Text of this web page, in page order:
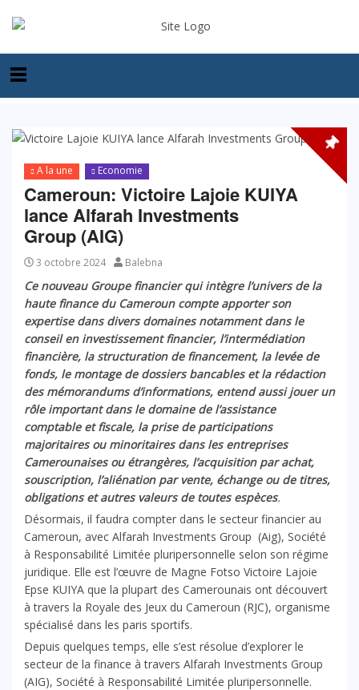
A la une Economie
Cameroun: Victoire Lajoie KUIYA
lance Alfarah Investments
Group (AIG)
3 octobre 2024 Balebna
Ce nouveau Groupe financier quiintègre l’univers de la
haute finance du Cameroun compte apporter son
expertise dans divers domaines notamment dans le
conseil en investissement financier, l’intermédiation
financière, la structuration de financement, la levée de
fonds, le montage de dossiers bancables et la rédaction
des mémorandums d’informations, entend aussi jouer un
rôle important dans le domaine de l’assistance
comptable et fiscale, la prise de participations
majoritaires ou minoritaires dans les entreprises
Camerounaises ou étrangères, l’acquisition par achat,
souscription, l’aliénation par vente, échange ou de titres,
obligations et autres valeurs de toutes espèces.
Désormais, il faudra compter dans le secteur financier au
Cameroun, avec Alfarah Investments Group (Aig), Société
à Responsabilité Limitée pluripersonnelle selon son régime
juridique. Elle est l’œuvre de Magne Fotso Victoire Lajoie
Epse KUIYA que la plupart des Camerounais ont découvert
à travers la Royale des Jeux du Cameroun (RJC), organisme
spécialisé dans les paris sportifs.
Depuis quelques temps, elle s’est résolue d’explorer le
secteur de la finance à travers Alfarah Investments Group
(AIG), Société à Responsabilité Limitée pluripersonnelle.